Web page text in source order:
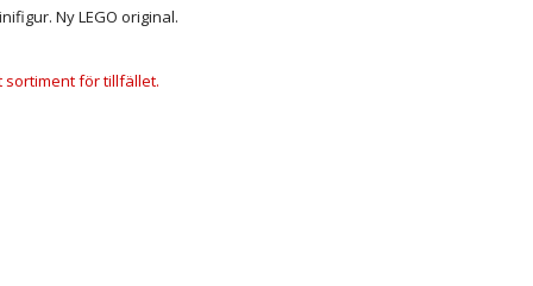
Ny LEGO original.
sortiment för tillfället.